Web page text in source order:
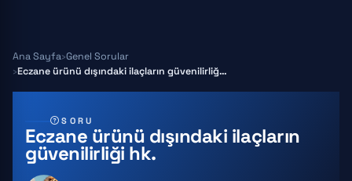
Ana Sayfa Genel Sorular
Eczane ürünü dışındaki ilaçların güvenilirliği hk.
SORU
Eczane ürünü dışındaki ilaçların
güvenilirliği hk.